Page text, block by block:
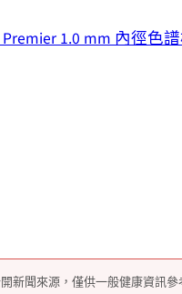
Premier 1.0 mm 內徑色
新聞來源，僅供一般健康資訊